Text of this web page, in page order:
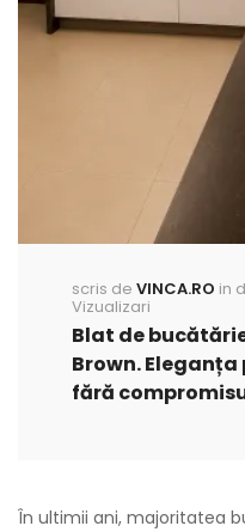
scris de VINCA.RO in
Vizualizari
Blat de
Brown.
fără
În ultimii ani, majoritatea